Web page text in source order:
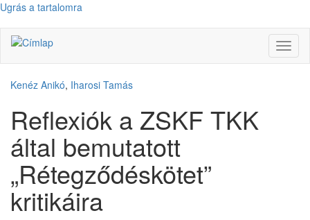
Ugrás a tartalomra
Kenéz Anikó, Iharosi Tamás
Reflexiók a ZSKF TKK
által bemutatott
„Rétegződéskötet”
kritikáira